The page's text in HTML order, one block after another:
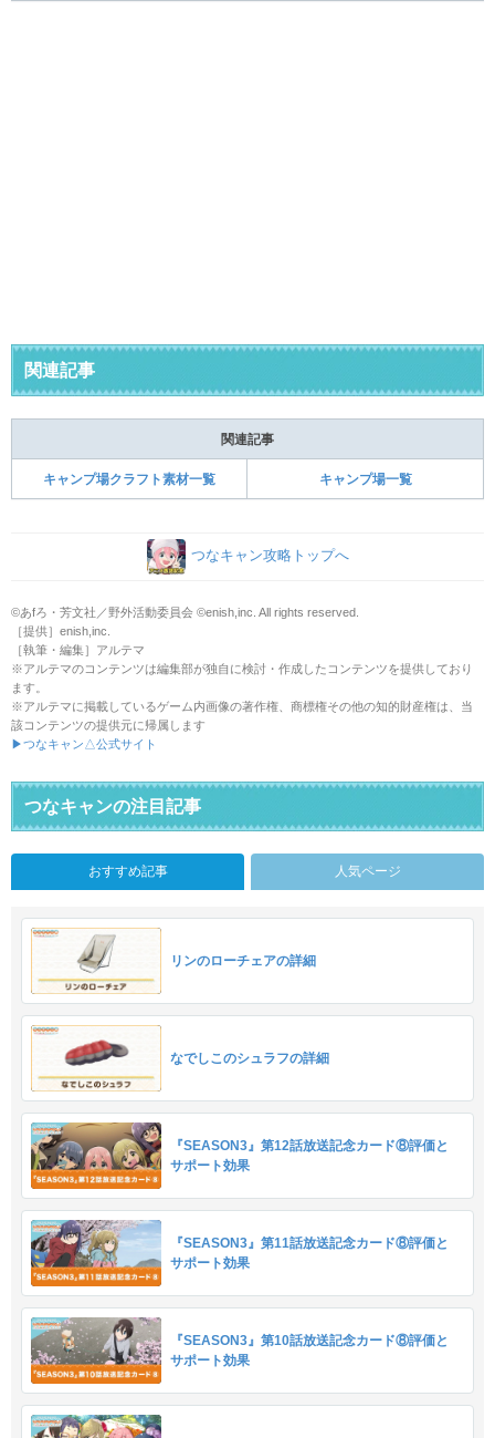
関連記事
関連記事
キャンプ場クラフト素材一覧 キャンプ場一覧
つなキャン攻略トップへ
©あfろ・芳文社／野外活動委員会 ©enish,inc. All rights reserved.
［提供］enish,inc.
［執筆・編集］アルテマ
※アルテマのコンテンツは編集部が独自に検討・作成したコンテンツを提供しており
ます。
※アルテマに掲載しているゲーム内画像の著作権、商標権その他の知的財産権は、当
該コンテンツの提供元に帰属します
▶つなキャン△公式サイト
つなキャンの注目記事
おすすめ記事 人気ページ
リンのローチェアの詳細
なでしこのシュラフの詳細
『SEASON3』第12話放送記念カード⑧評価と
サポート効果
『SEASON3』第11話放送記念カード⑧評価と
サポート効果
『SEASON3』第10話放送記念カード⑧評価と
サポート効果